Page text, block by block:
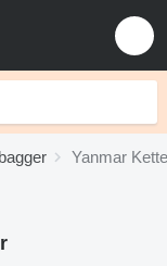
Yanmar